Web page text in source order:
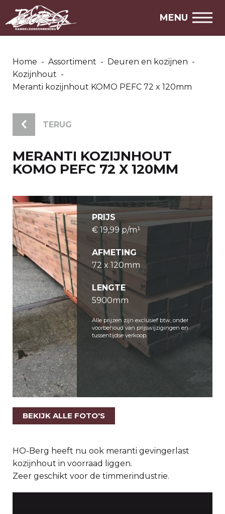
MENU
Home - Assortiment - Deuren en kozijnen -
Kozijnhout -
Meranti kozijnhout KOMO PEFC 72 x 120mm
TERUG
MERANTI KOZIJNHOUT
KOMO PEFC 72 X 120MM
PRIJS
€ 19,99 p/m¹
AFMETING
72 x 120mm
LENGTE
5900mm
Alle prijzen zijn exclusief btw, onder
voorbehoud van prijswijzigingen en
tussentijdse verkoop.
BEKIJK ALLE FOTO'S
HO-Berg heeft nu ook meranti gevingerlast
kozijnhout in voorraad liggen.
Zeer geschikt voor de timmerindustrie.